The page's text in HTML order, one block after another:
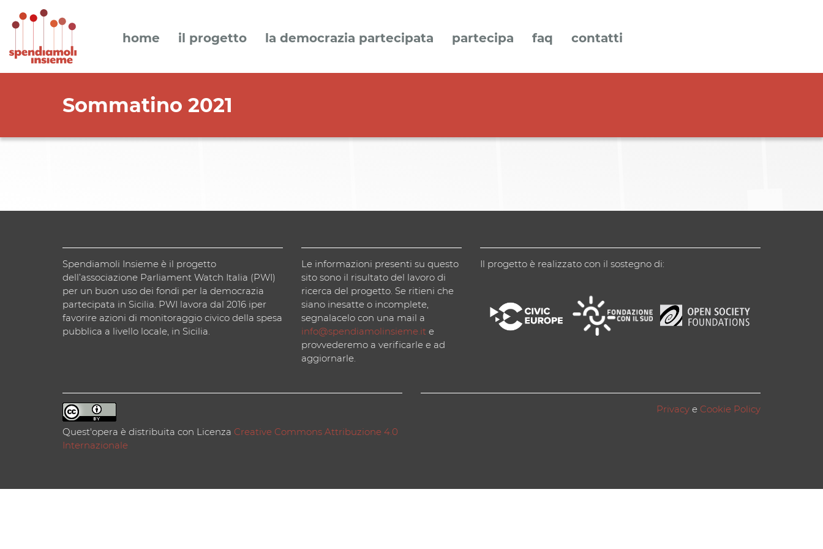
home il progetto la democrazia partecipata partecipa faq contatti
Sommatino 2021
Spendiamoli Insieme è il progetto
dell’associazione Parliament Watch Italia (PWI)
per un buon uso dei fondi per la democrazia
partecipata in Sicilia. PWI lavora dal 2016 iper
favorire azioni di monitoraggio civico della spesa
pubblica a livello locale, in Sicilia.
Le informazioni presenti su questo
sito sono il risultato del lavoro di
ricerca del progetto. Se ritieni che
siano inesatte o incomplete,
segnalacelo con una mail a
info@spendiamolinsieme.ite
provvederemo a verificarle e ad
aggiornarle.
Il progetto è realizzato con il sostegno di:
Quest'opera è distribuita con Licenza Creative Commons Attribuzione 4.0
Internazionale
Privacy e Cookie Policy